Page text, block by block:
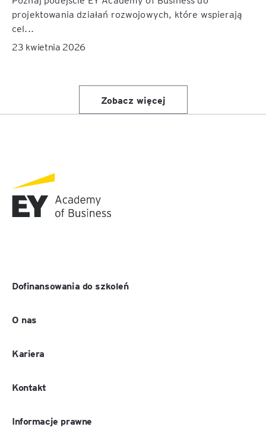
projektowania działań rozwojowych, które wspierają
cel...
23 kwietnia 2026
Zobacz więcej
Dofinansowania do szkoleń
O nas
Kariera
Kontakt
Informacje prawne